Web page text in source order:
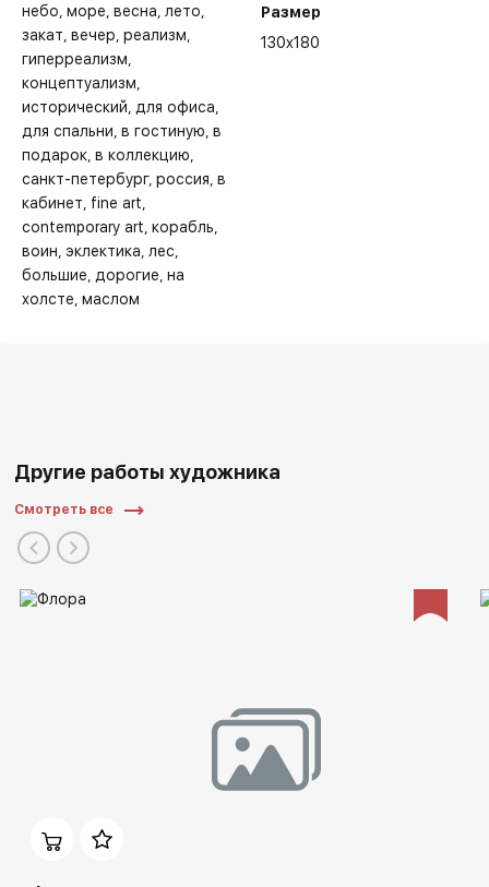
небо море весна лето
закат вечер реализм
гиперреализм
концептуализм
исторический для офиса
для спальни в гостиную в
подарок в коллекцию
санкт-петербург россия в
кабинет fine art
contemporary art корабль
воин эклектика лес
большие дорогие на
холсте маслом
Размер
130x180
Другие работы художника
Смотреть все